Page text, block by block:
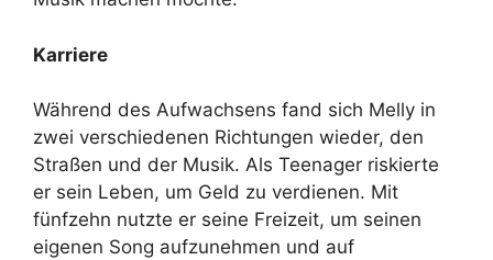
Karriere
Während des Aufwachsens fand sich Melly in
zwei verschiedenen Richtungen wieder, den
Straßen und der Musik. Als Teenager riskierte
er sein Leben, um Geld zu verdienen. Mit
fünfzehn nutzte er seine Freizeit, um seinen
eigenen Song aufzunehmen und auf